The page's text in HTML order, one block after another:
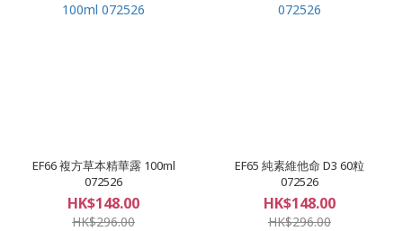
EF66 複方草本精華露 100ml
072526
HK$148.00
HK$296.00
EF65 純素維他命 D3 60粒
072526
HK$148.00
HK$296.00